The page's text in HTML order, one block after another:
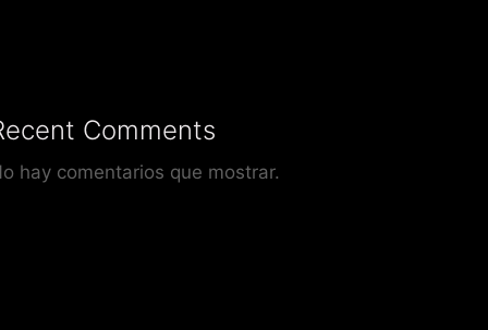
Comments
hay comentarios que mostrar.